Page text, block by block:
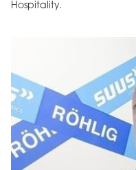
Hospitality.